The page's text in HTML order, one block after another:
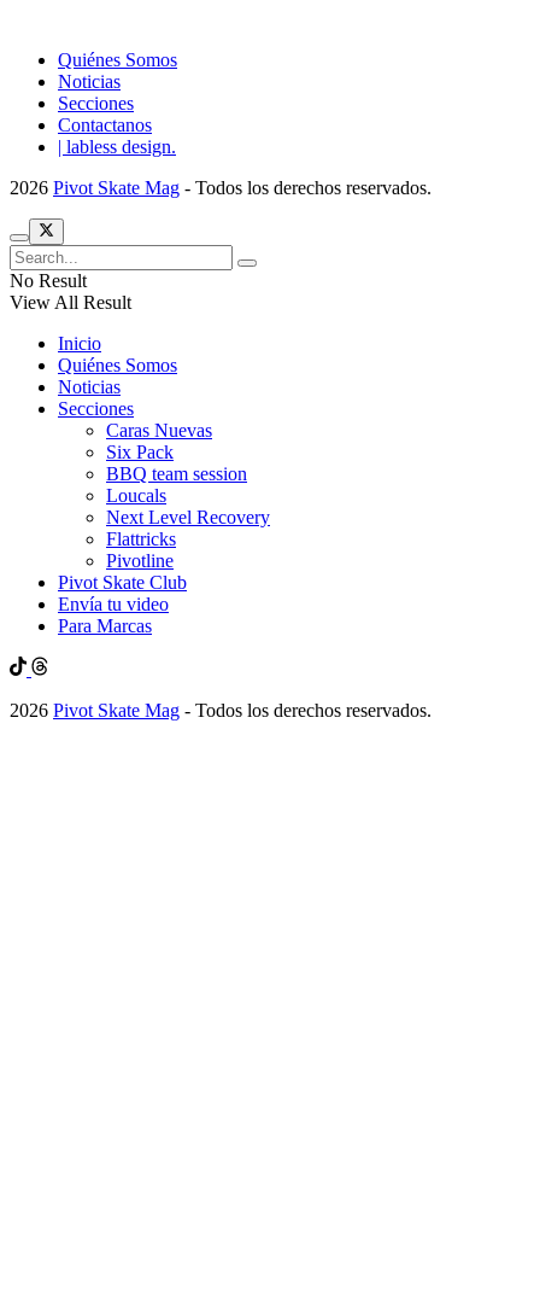
Quiénes Somos
Noticias
Secciones
Contactanos
| labless design.
2026 Pivot Skate Mag - Todos los derechos reservados.
No Result
View All Result
Inicio
Quiénes Somos
Noticias
Secciones
Caras Nuevas
Six Pack
BBQ team session
Loucals
Next Level Recovery
Flattricks
Pivotline
Pivot Skate Club
Envía tu video
Para Marcas
2026 Pivot Skate Mag - Todos los derechos reservados.